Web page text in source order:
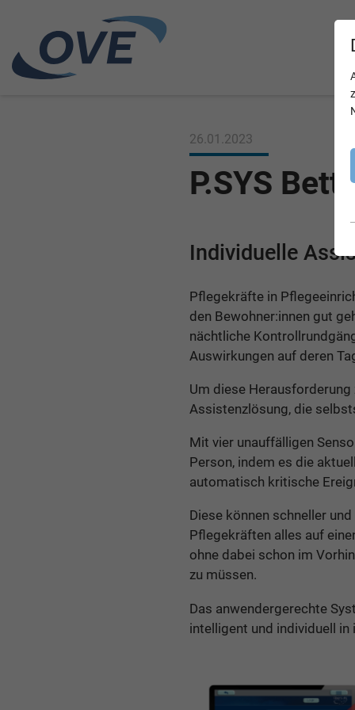
26.01.2023
P.SYS
Individuelle
Pflegekräfte in
den Bewohner:innen gut
nächtliche
Auswirkungen auf deren
Um diese
Assistenzlösung, die
Mit vier unauffälligen
Person, indem es die
automatisch kritische
Diese können schneller
Pflegekräften alles auf
ohne dabei schon im
zu müssen.
Das anwendergerechte
intelligent und individuell